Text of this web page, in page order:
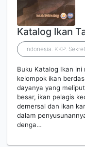
Katalog Ikan
Indonesia. KKP.
Buku Katalog Ikan ini
kelompok ikan
dayanya yang
besar, ikan pelagis
demersal dan ikan
dalam
denga…